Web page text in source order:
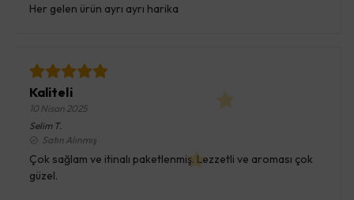
Her gelen ürün ayrı ayrı harika
Kaliteli
10 Nisan 2025
Selim T.
Satın Alınmış
Çok sağlam ve itinalı paketlenmiş. Lezzetli ve aroması çok
güzel.